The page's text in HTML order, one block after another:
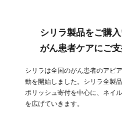
シリラ製品をご購
がん患者ケアにご
シリラは全国のがん患者のアピ
動を開始しました。シリラ全製
ポリッシュ寄付を中心に、ネイ
を広げていきます。